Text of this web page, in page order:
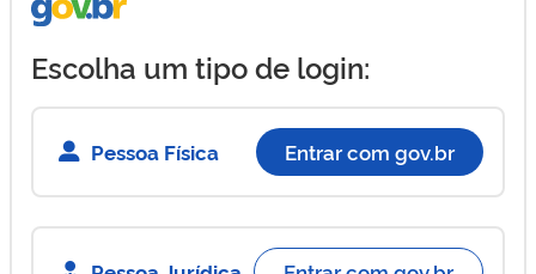
Escolha um tipo de login:
Pessoa Física Entrar com gov.br